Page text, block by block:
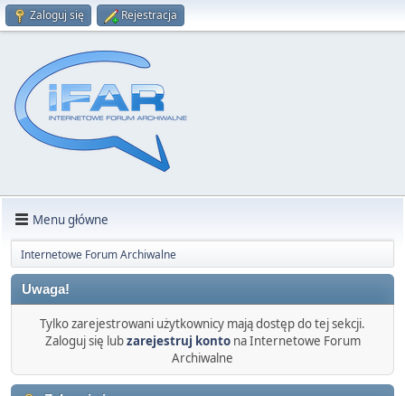
Zaloguj się Rejestracja
Menu główne
Internetowe Forum Archiwalne
Uwaga!
Tylko zarejestrowani użytkownicy mają dostęp do tej sekcji.
Zaloguj się lubzarejestruj kontona Internetowe Forum
Archiwalne